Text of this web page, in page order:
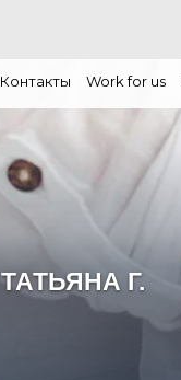
Контакты Work for us
ТАТЬЯНА Г.